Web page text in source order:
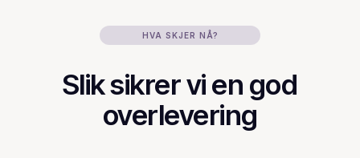
HVA SKJER NÅ?
Slik sikrer vi en god
overlevering